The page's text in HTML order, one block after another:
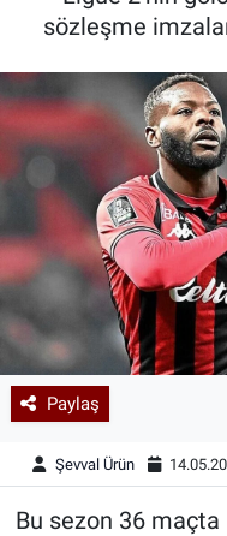
sözleşme
Paylaş
Şevval Ürün
Bu sezon 36
İnanç
Kadın & Aile
Kültür & Sanat
Sağlık
Siyaset
Teknoloji
Yazarlar
Astroloji-Rüya